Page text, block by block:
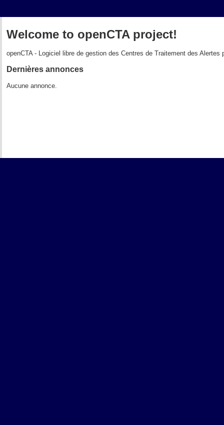
Welcome to openCTA project!
openCTA - Logiciel libre de gestion des Centres de Traitement des Alertes
Dernières annonces
Aucune annonce.